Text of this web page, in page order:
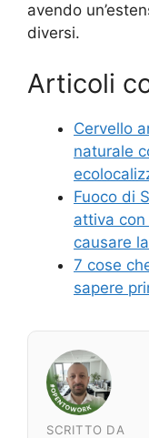
avendo
diversi.
Articoli
Cervello
naturale
Fuoco di
attiva
causare
7 cose
sapere
SCRITTO DA